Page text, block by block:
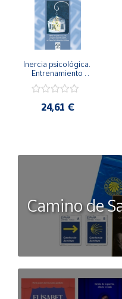
Inercia psicológica.
Entrenamiento
Igualdad de Género.
24,61 €
Camino de